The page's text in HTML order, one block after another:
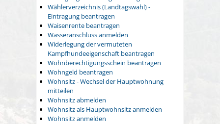
Wählerverzeichnis (Landtagswahl) -
Eintragung beantragen
Waisenrente beantragen
Wasseranschluss anmelden
Widerlegung der vermuteten
Kampfhundeeigenschaft beantragen
Wohnberechtigungsschein beantragen
Wohngeld beantragen
Wohnsitz - Wechsel der Hauptwohnung
mitteilen
Wohnsitz abmelden
Wohnsitz als Hauptwohnsitz anmelden
Wohnsitz anmelden